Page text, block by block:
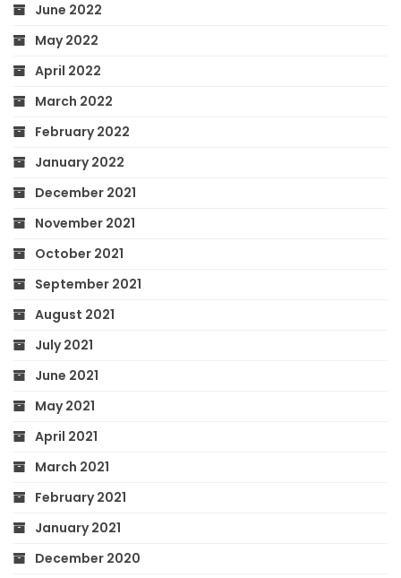
June 2022
May 2022
April 2022
March 2022
February 2022
January 2022
December 2021
November 2021
October 2021
September 2021
August 2021
July 2021
June 2021
May 2021
April 2021
March 2021
February 2021
January 2021
December 2020